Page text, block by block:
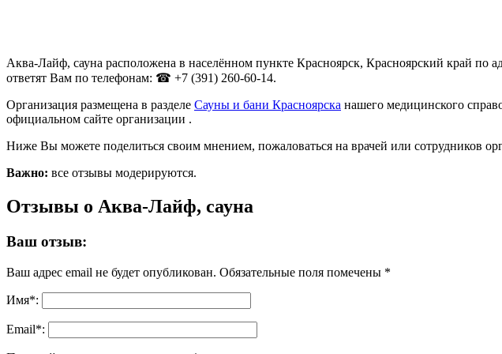
Аква-Лайф, сауна расположена в населённом пункте Красноярск, Красноярский край по
ответят Вам по телефонам: ☎ +7 (391) 260-60-14.
Организация размещена в разделе Сауны и бани Красноярска нашего медицинского
официальном сайте организации .
Ниже Вы можете поделиться своим мнением, пожаловаться на врачей или сотрудников
Важно: все отзывы модерируются.
Отзывы о Аква-Лайф, сауна
Ваш отзыв:
Ваш адрес email не будет опубликован. Обязательные поля помечены *
Имя*:
Email*: